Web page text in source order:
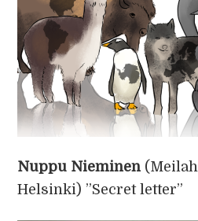
Nuppu Nieminen
Helsinki) ”Secret letter”